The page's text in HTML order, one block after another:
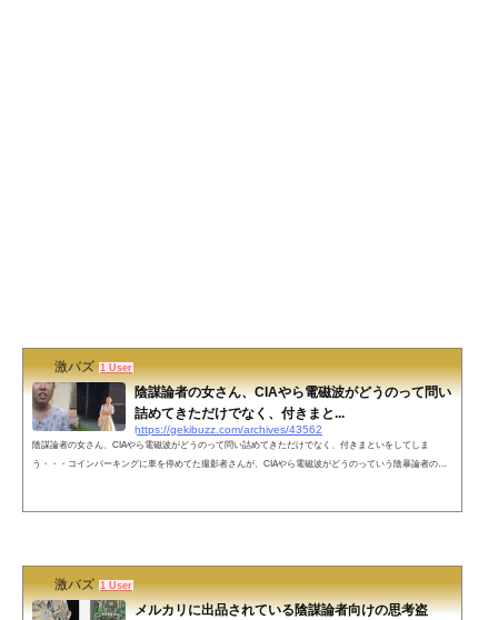
激バズ 1 User
陰謀論者の女さん、CIAやら電磁波がどうのって問い
詰めてきただけでなく、付きまと...
https://gekibuzz.com/archives/43562
陰謀論者の女さん、CIAやら電磁波がどうのって問い詰めてきただけでなく、付きまといをしてしま
う・・・コインパーキングに車を停めてた撮影者さんが、CIAやら電磁波がどうのっていう陰暴論者の女
激バズ 1 User
メルカリに出品されている陰謀論者向けの思考盗